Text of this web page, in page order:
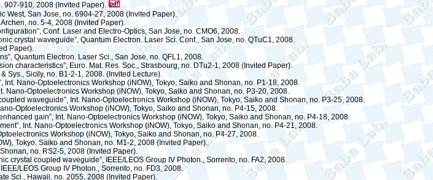
907-910, 2008 (Invited Paper).
West,San Jose, no. 6904-27, 2008 (Invited Paper).
Archen, no. 5-4, 2008 (Invited Paper).
Conf. Laser and Electro-Optics,San Jose, no. CMO6, 2008.
crystal waveguide”, Quantum Electron. Laser Sci. Conf., San Jose, no. QTuC1, 2008.
Paper).
Quantum Electron. Laser Sci., San Jose, no. QFL1, 2008.
characteristics”, Euro. Mat. Res. Soc.,Strasbourg, no. DTu2-1, 2008 (Invited Paper).
Sys., Sicily, no. B1-2-1, 2008. (Invited Lecture).
Int. Nano-Optoelectronics Workshop (iNOW), Tokyo, Saiko and Shonan, no. P1-18, 2008.
Nano-Optoelectronics Workshop (iNOW), Tokyo, Saiko and Shonan, no. P3-20, 2008.
waveguide”, Int. Nano-Optoelectronics Workshop (iNOW), Tokyo, Saiko and Shonan, no. P3-25, 2008.
Optoelectronics Workshop (iNOW),Tokyo, Saiko and Shonan, no. P4-15, 2008.
gain”, Int. Nano-Optoelectronics Workshop (iNOW), Tokyo, Saiko and Shonan, no. P4-18, 2008.
Int. Nano-Optoelectronics Workshop (iNOW),Tokyo, Saiko and Shonan, no. P4-21, 2008.
Workshop (iNOW), Tokyo, Saiko and Shonan, no. P4-27, 2008.
),Tokyo, Saiko and Shonan, no. M1-2, 2008 (Invited Paper).
no. RS2-5, 2008 (Invited Paper).
crystal coupled waveguide”, IEEE/LEOS Group IV Photon., Sorrento, no. FA2, 2008.
LEOS Group IV Photon., Sorrento, no. FD3, 2008.
Sci., Hawaii, no. 2055, 2008 (Invited Paper).